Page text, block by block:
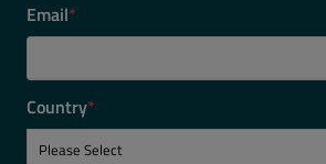
Email*
Country*